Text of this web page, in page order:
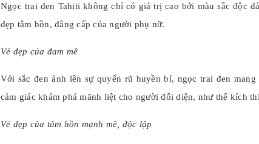
Ngọc trai đen Tahiti không chỉ có giá trị cao bởi màu sắc độc
đẹp tâm hồn, đẳng cấp của người phụ nữ.
Vẻ đẹp của đam mê
Với sắc đen ánh lên sự quyến rũ huyền bí, ngọc trai đen
cảm giác khám phá mãnh liệt cho người đối diện, như thể kích
Vẻ đẹp của tâm hồn mạnh mẽ, độc lập